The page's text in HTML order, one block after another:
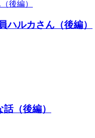
ハルカさん（後編）
（後編）